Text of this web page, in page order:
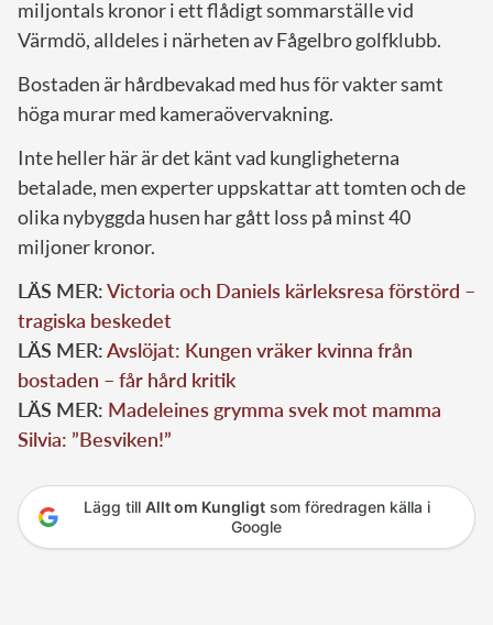
miljontals kronor i ett flådigt sommarställe vid
Värmdö, alldeles i närheten av Fågelbro golfklubb.
Bostaden är hårdbevakad med hus för vakter samt
höga murar med kameraövervakning.
Inte heller här är det känt vad kungligheterna
betalade, men experter uppskattar att tomten och de
olika nybyggda husen har gått loss på minst 40
miljoner kronor.
LÄS MER:Victoria och Daniels kärleksresa förstörd –
tragiska beskedet
LÄS MER:Avslöjat: Kungen vräker kvinna från
bostaden – får hård kritik
LÄS MER: Madeleines grymma svek mot mamma
Silvia: ”Besviken!”
Lägg till Allt om Kungligtsom föredragen källa i
Google